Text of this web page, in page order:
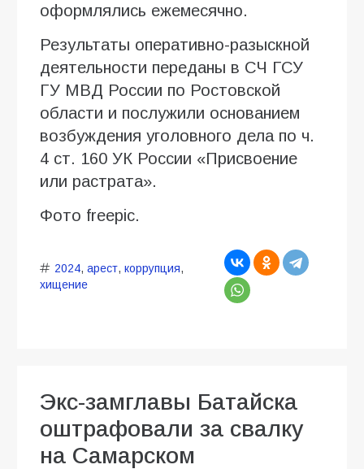
оформлялись ежемесячно.
Результаты оперативно-разыскной
деятельности переданы в СЧ ГСУ
ГУ МВД России по Ростовской
области и послужили основанием
возбуждения уголовного дела по ч.
4 ст. 160 УК России «Присвоение
или растрата».
Фото freepic.
2024, арест, коррупция,
хищение
Экс-замглавы Батайска
оштрафовали за свалку
на Самарском